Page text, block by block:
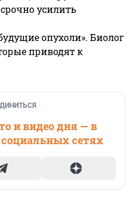
усилить
опухоли». Биолог
приводят к
и видео дня — в
сетях